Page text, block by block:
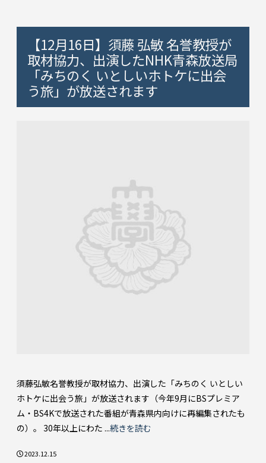
【12月16日】須藤 弘敏 名誉教授が
取材協力、出演したNHK青森放送局
「みちのく いとしいホトケに出会
う旅」が放送されます
須藤弘敏名誉教授が取材協力、出演した「みちのく いとしい
ホトケに出会う旅」が放送されます（今年9月にBSプレミア
ム・BS4Kで放送された番組が青森県内向けに再編集されたも
の）。 30年以上にわた ...続きを読む
2023.12.15